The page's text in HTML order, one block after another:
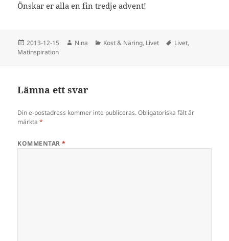
Önskar er alla en fin tredje advent!
Postat
2013-12-15 Författare
Nina Kategorier
Kost & Näring, Livet Taggar
Livet,
Matinspiration
Lämna ett svar
Din e-postadress kommer inte publiceras. Obligatoriska fält är
märkta*
KOMMENTAR*